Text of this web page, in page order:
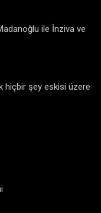
ile İnziva ve
hiçbir şey eskisi üzere